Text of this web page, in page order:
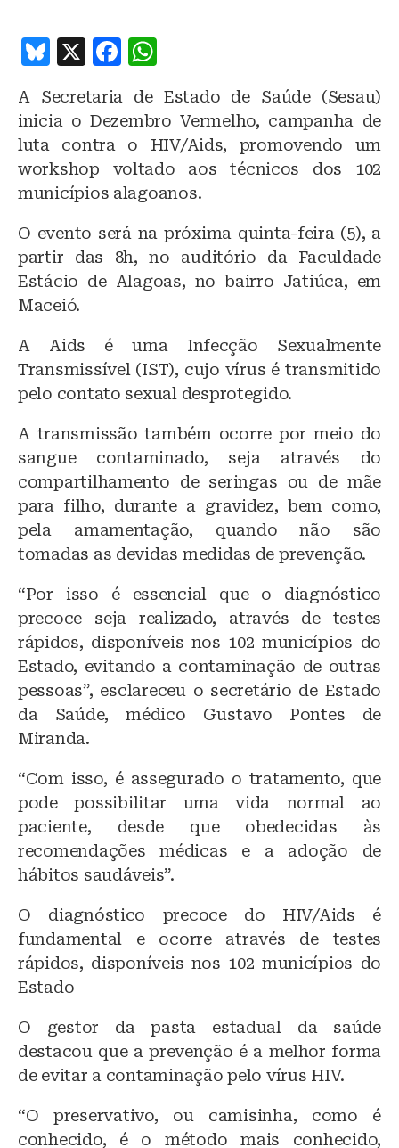
B
e
s
k
y
X
F
c
e
b
o
o
k
at
s
A
p
p
A Secretaria de Estado de Saúde (Sesau)
inicia o Dezembro Vermelho, campanha de
luta contra o HIV/Aids, promovendo um
workshop voltado aos técnicos dos 102
municípios alagoanos.
O evento será na próxima quinta-feira (5), a
partir das 8h, no auditório da Faculdade
Estácio de Alagoas, no bairro Jatiúca, em
Maceió.
A Aids é uma Infecção Sexualmente
Transmissível (IST), cujo vírus é transmitido
pelo contato sexual desprotegido.
A transmissão também ocorre por meio do
sangue contaminado, seja através do
compartilhamento de seringas ou de mãe
para filho, durante a gravidez, bem como,
pela amamentação, quando não são
tomadas as devidas medidas de prevenção.
“Por isso é essencial que o diagnóstico
precoce seja realizado, através de testes
rápidos, disponíveis nos 102 municípios do
Estado, evitando a contaminação de outras
pessoas”, esclareceu o secretário de Estado
da Saúde, médico Gustavo Pontes de
Miranda.
“Com isso, é assegurado o tratamento, que
pode possibilitar uma vida normal ao
paciente, desde que obedecidas às
recomendações médicas e a adoção de
hábitos saudáveis”.
O diagnóstico precoce do HIV/Aids é
fundamental e ocorre através de testes
rápidos, disponíveis nos 102 municípios do
Estado
O gestor da pasta estadual da saúde
destacou que a prevenção é a melhor forma
de evitar a contaminação pelo vírus HIV.
“O preservativo, ou camisinha, como é
conhecido, é o método mais conhecido,